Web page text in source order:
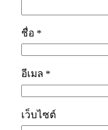
ชื่อ *
อีเมล *
เว็บไซต์